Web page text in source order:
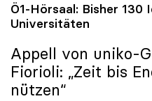
Ö1-Hörsaal: Bisher 130
Universitäten
Appell von uniko-
Fiorioli: „Zeit bis
nützen“